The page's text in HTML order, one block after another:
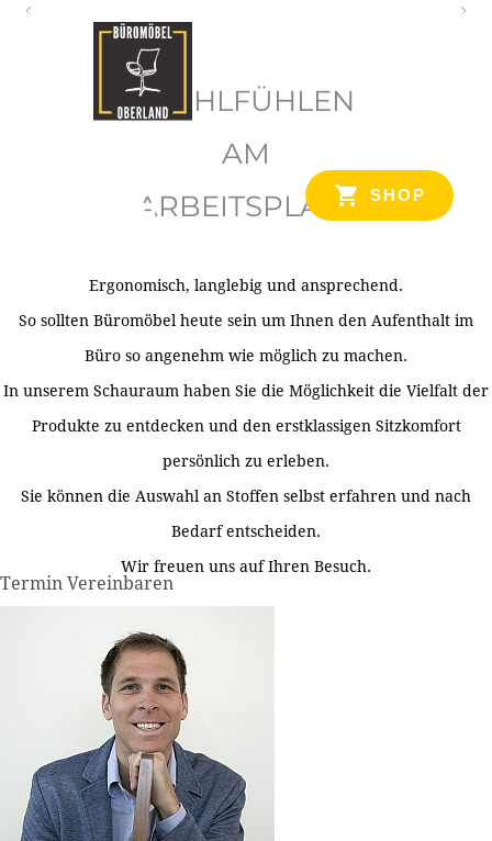
SHOP
WOHLFÜHLEN
AM
ARBEITSPLATZ
Ergonomisch, langlebig und ansprechend.
So sollten Büromöbel heute sein um Ihnen den Aufenthalt im
Büro so angenehm wie möglich zu machen.
In unserem Schauraum haben Sie die Möglichkeit die Vielfalt der
Produkte zu entdecken und den erstklassigen Sitzkomfort
persönlich zu erleben.
Sie können die Auswahl an Stoffen selbst erfahren und nach
Bedarf entscheiden.
Wir freuen uns auf Ihren Besuch.
Termin Vereinbaren